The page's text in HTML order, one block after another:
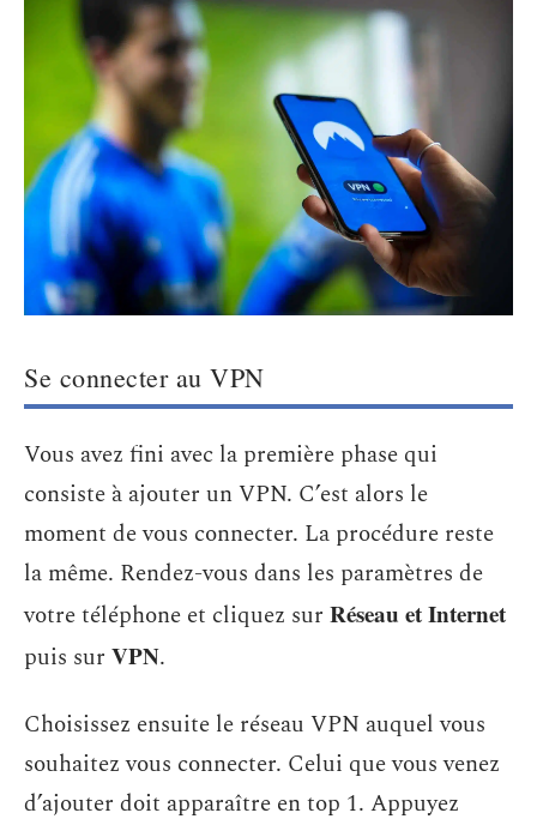
Se connecter au VPN
Vous avez fini avec la première phase qui
consiste à ajouter un VPN. C’est alors le
moment de vous connecter. La procédure reste
la même. Rendez-vous dans les paramètres de
votre téléphone et cliquez sur Réseau et Internet
puis sur VPN.
Choisissez ensuite le réseau VPN auquel vous
souhaitez vous connecter. Celui que vous venez
d’ajouter doit apparaître en top 1. Appuyez